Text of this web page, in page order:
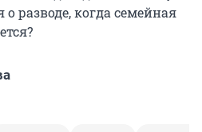
разводе, когда семейная